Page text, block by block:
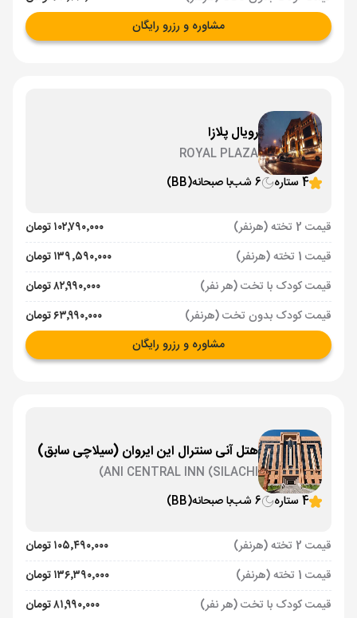
مشاوره و رزرو رایگان
رویال پلازا
ROYAL PLAZA
4 ستاره
6 شب با صبحانه(BB)
قیمت 2 تخته (هرنفر)
۱۰۲٬۷۹۰٬۰۰۰ تومان
قیمت 1 تخته (هرنفر)
۱۳۹٬۵۹۰٬۰۰۰ تومان
قیمت کودک با تخت (هر نفر)
۸۲٬۹۹۰٬۰۰۰ تومان
قیمت کودک بدون تخت (هرنفر)
۶۳٬۹۹۰٬۰۰۰ تومان
مشاوره و رزرو رایگان
هتل آنی سنترال این ایروان (سیلاچی سابق)
ANI CENTRAL INN (SILACHI)
4 ستاره
6 شب با صبحانه(BB)
قیمت 2 تخته (هرنفر)
۱۰۵٬۴۹۰٬۰۰۰ تومان
قیمت 1 تخته (هرنفر)
۱۳۶٬۳۹۰٬۰۰۰ تومان
قیمت کودک با تخت (هر نفر)
۸۱٬۹۹۰٬۰۰۰ تومان